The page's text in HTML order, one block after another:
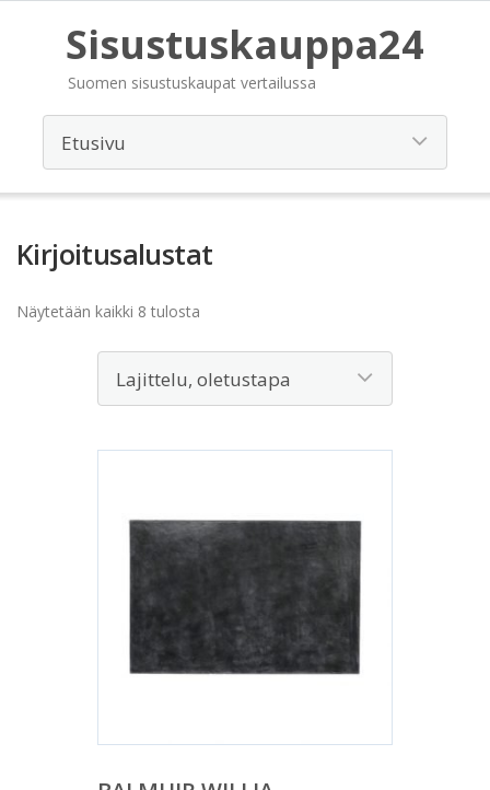
Sisustuskauppa24
Suomen sisustuskaupat vertailussa
Kirjoitusalustat
Näytetään kaikki 8 tulosta